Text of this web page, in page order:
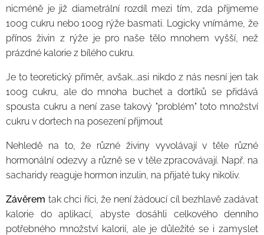
nicméně je již diametrální rozdíl mezi tím, zda přijmeme
100g cukru nebo 100g rýže basmati. Logicky vnímáme, že
přínos živin z rýže je pro naše tělo mnohem vyšší, než
prázdné kalorie z bílého cukru.
Je to teoretický příměr, avšak...asi nikdo z nás nesní jen tak
100g cukru, ale do mnoha buchet a dortíků se přidává
spousta cukru a není zase takový "problém" toto množství
cukru v dortech na posezení přijmout 😉
Nehledě na to, že různé živiny vyvolávají v těle různé
hormonální odezvy a různě se v těle zpracovávají. Např. na
sacharidy reaguje hormon inzulin, na přijaté tuky nikoliv.
Závěrem tak chci říci, že není žádoucí cíl bezhlavě zadávat
kalorie do aplikací, abyste dosáhli celkového denního
potřebného množství kalorií, ale je důležité se i zamyslet